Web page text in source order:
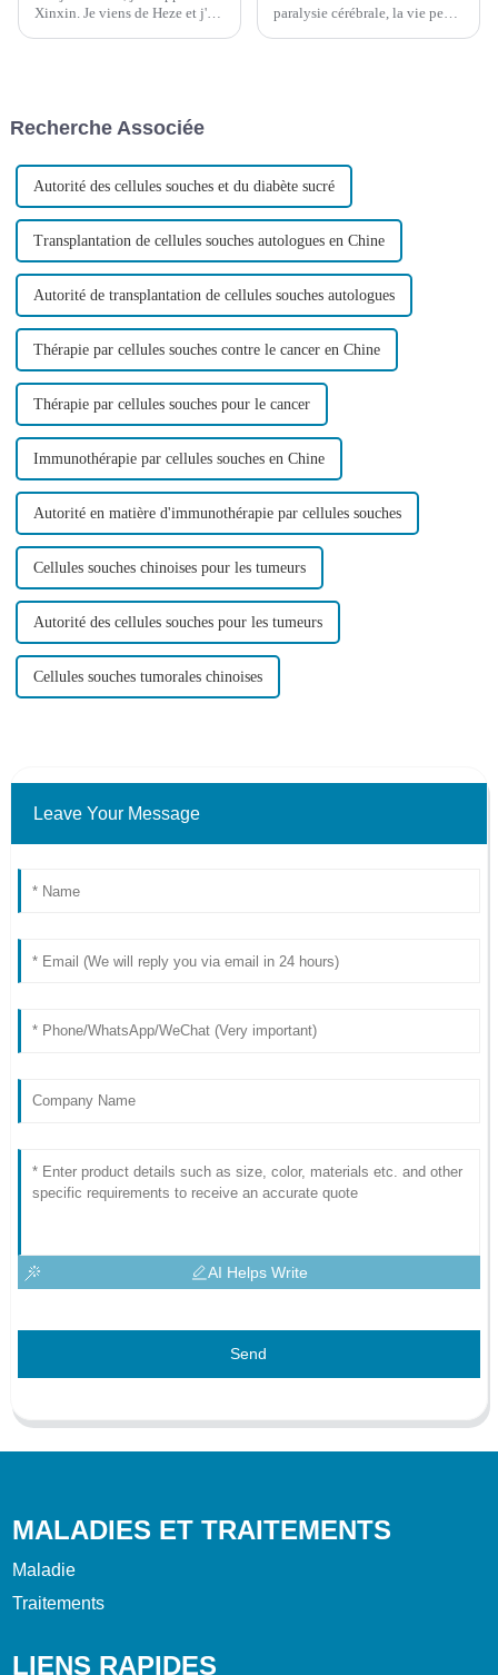
Xinxin. Je viens de Heze et j'ai
paralysie cérébrale, la vie peut
Recherche Associée
Autorité des cellules souches et du diabète sucré
Transplantation de cellules souches autologues en Chine
Autorité de transplantation de cellules souches autologues
Thérapie par cellules souches contre le cancer en Chine
Thérapie par cellules souches pour le cancer
Immunothérapie par cellules souches en Chine
Autorité en matière d'immunothérapie par cellules souches
Cellules souches chinoises pour les tumeurs
Autorité des cellules souches pour les tumeurs
Cellules souches tumorales chinoises
Leave Your Message
AI Helps Write
Send
MALADIES ET TRAITEMENTS
Maladie
Traitements
LIENS RAPIDES